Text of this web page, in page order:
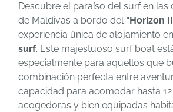
Descubre el paraíso del surf en las
de Maldivas a bordo del "Horizon
experiencia única de alojamiento
surf. Este majestuoso surf boat
especialmente para aquellos que
combinación perfecta entre
capacidad para acomodar hasta
acogedoras y bien equipadas